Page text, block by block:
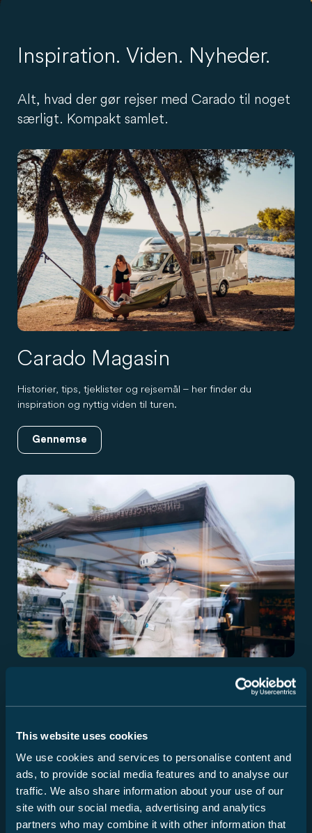
This website uses cookies
We use cookies and services to personalise content and
ads, to provide social media features and to analyse our
traffic. We also share information about your use of our
site with our social media, advertising and analytics
partners who may combine it with other information that
Inspiration. Viden. Nyheder.
Alt, hvad der gør rejser med Carado til noget
særligt. Kompakt samlet.
Carado Magasin
Historier, tips, tjeklister og rejsemål – her finder du
inspiration og nyttig viden til turen.
Gennemse
idéer til komfortable rejser.